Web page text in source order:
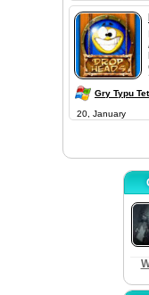
Gry Typu
20, January